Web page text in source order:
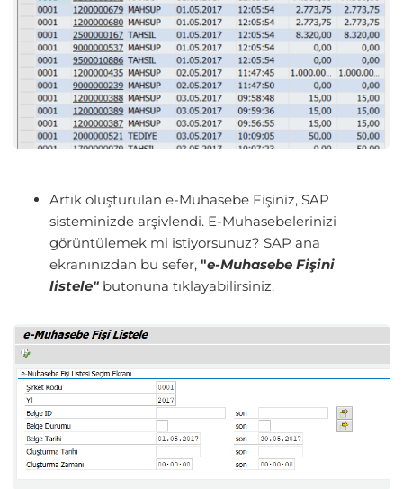
Artık oluşturulan e-Muhasebe Fişiniz, SAP
sisteminizde arşivlendi. E-Muhasebelerinizi
görüntülemek mi istiyorsunuz? SAP ana
ekranınızdan bu sefer, "e-Muhasebe Fişini
listele" butonuna tıklayabilirsiniz.